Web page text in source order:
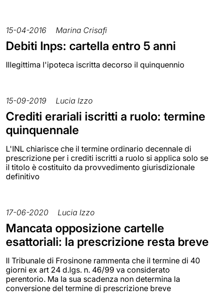
15-04-2016 Marina Crisafi
Debiti Inps: cartella entro 5 anni
Illegittima l'ipoteca iscritta decorso il quinquennio
15-09-2019 Lucia Izzo
Crediti erariali iscritti a ruolo: termine
quinquennale
L'INL chiarisce che il termine ordinario decennale di
prescrizione per i crediti iscritti a ruolo si applica solo se
il titolo è costituito da provvedimento giurisdizionale
definitivo
17-06-2020 Lucia Izzo
Mancata opposizione cartelle
esattoriali: la prescrizione resta breve
Il Tribunale di Frosinone rammenta che il termine di 40
giorni ex art 24 d.lgs. n. 46/99 va considerato
perentorio. Ma la sua scadenza non determina la
conversione del termine di prescrizione breve